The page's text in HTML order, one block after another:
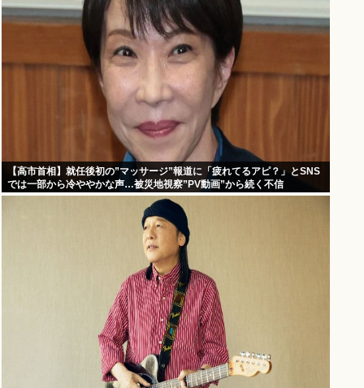
【高市首相】就任後初の”マッサージ”報道に「疲れてるアピ？」とSNS
では一部から冷ややかな声…被災地視察”PV動画”から続く不信